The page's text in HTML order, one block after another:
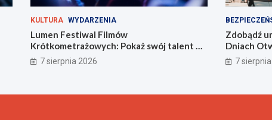
KULTURA WYDARZENIA
Lumen Festiwal Filmów
Krótkometrażowych: Pokaż swój talent w
Zabrzu!
7 sierpnia 2026
Zdobądź
Dniach
Zabrzu
7